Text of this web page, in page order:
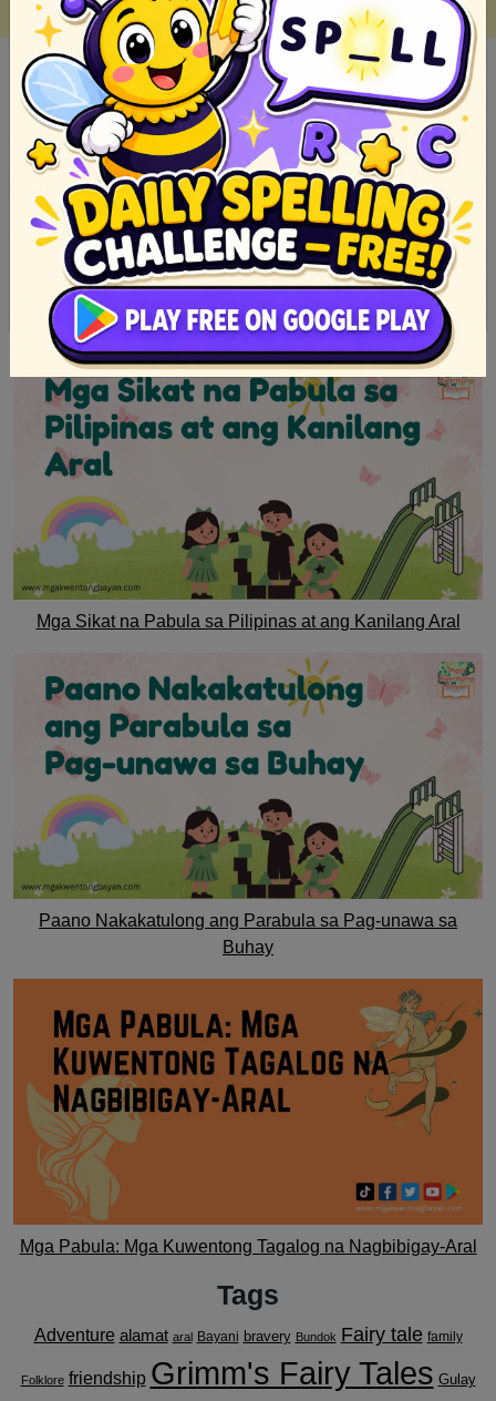
10 Examples of Legend Stories in the Philippines
Mga Sikat na Pabula sa Pilipinas at ang Kanilang Aral
Paano Nakakatulong ang Parabula sa Pag-unawa sa
Buhay
Mga Pabula: Mga Kuwentong Tagalog na Nagbibigay-Aral
Tags
Adventure alamat aral Bayani bravery Bundok Fairy tale family
Folklore friendship Grimm's Fairy Tales Gulay